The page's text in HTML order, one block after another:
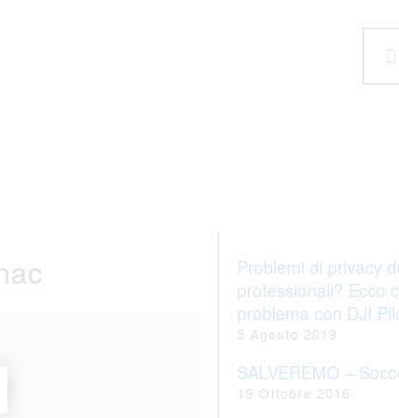
Problemi di privacy
professionali? Ecco
problema con DJI
5 Agosto 2019
SALVEREMO –
19 Ottobre 2016